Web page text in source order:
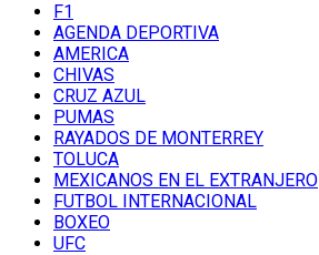
F1
AGENDA DEPORTIVA
AMERICA
CHIVAS
CRUZ AZUL
PUMAS
RAYADOS DE MONTERREY
TOLUCA
MEXICANOS EN EL EXTRANJERO
FUTBOL INTERNACIONAL
BOXEO
UFC